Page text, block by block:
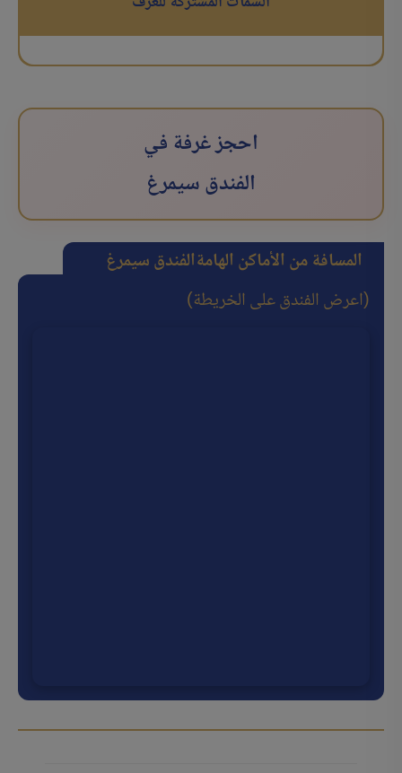
احجز غرفة في
الفندق سیمرغ
المسافة من الأماكن الهامةالفندق سیمرغ
(اعرض الفندق على الخريطة)